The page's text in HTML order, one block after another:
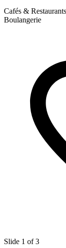
Cafés &
Boulangerie
Slide 1 of 3